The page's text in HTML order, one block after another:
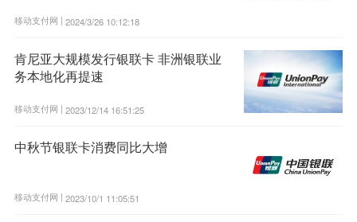
移动支付网 | 2024/3/26 10:12:18
肯尼亚大规模发行银联卡 非洲银联业
务本地化再提速
移动支付网 | 2023/12/14 16:51:25
中秋节银联卡消费同比大增
移动支付网 | 2023/10/1 11:05:51